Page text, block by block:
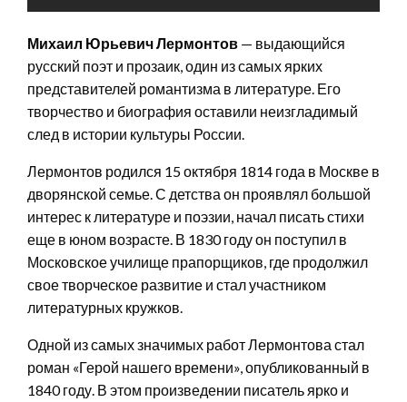
Михаил Юрьевич Лермонтов — выдающийся
русский поэт и прозаик, один из самых ярких
представителей романтизма в литературе. Его
творчество и биография оставили неизгладимый
след в истории культуры России.
Лермонтов родился 15 октября 1814 года в Москве в
дворянской семье. С детства он проявлял большой
интерес к литературе и поэзии, начал писать стихи
еще в юном возрасте. В 1830 году он поступил в
Московское училище прапорщиков, где продолжил
свое творческое развитие и стал участником
литературных кружков.
Одной из самых значимых работ Лермонтова стал
роман «Герой нашего времени», опубликованный в
1840 году. В этом произведении писатель ярко и